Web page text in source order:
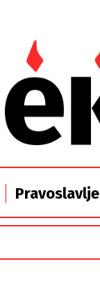
Pravoslavlje